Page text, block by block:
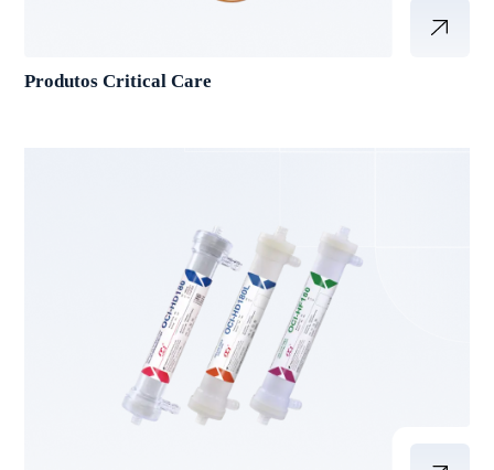
Produtos Critical Care